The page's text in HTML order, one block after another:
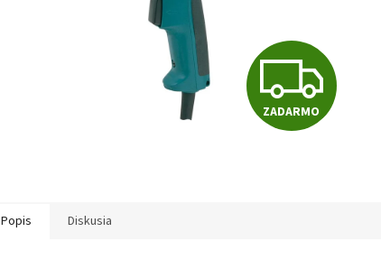
Z
A
ZADARMO
Popis Diskusia